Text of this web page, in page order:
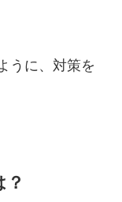
うに、対策を